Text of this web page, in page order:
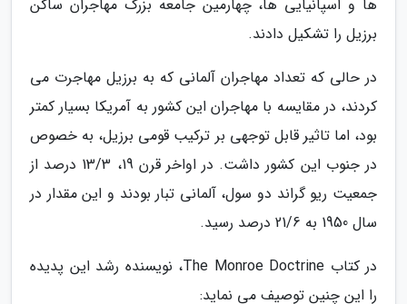
ها و اسپانیایی ها، چهارمین جامعه بزرگ مهاجران ساکن
برزیل را تشکیل دادند.
در حالی که تعداد مهاجران آلمانی که به برزیل مهاجرت می
کردند، در مقایسه با مهاجران این کشور به آمریکا بسیار کمتر
بود، اما تاثیر قابل توجهی بر ترکیب قومی برزیل، به خصوص
در جنوب این کشور داشت. در اواخر قرن 19، 13/3 درصد از
جمعیت ریو گراند دو سول، آلمانی تبار بودند و این مقدار در
سال 1950 به 21/6 درصد رسید.
در کتاب The Monroe Doctrine، نویسنده رشد این پدیده
را این چنین توصیف می نماید: